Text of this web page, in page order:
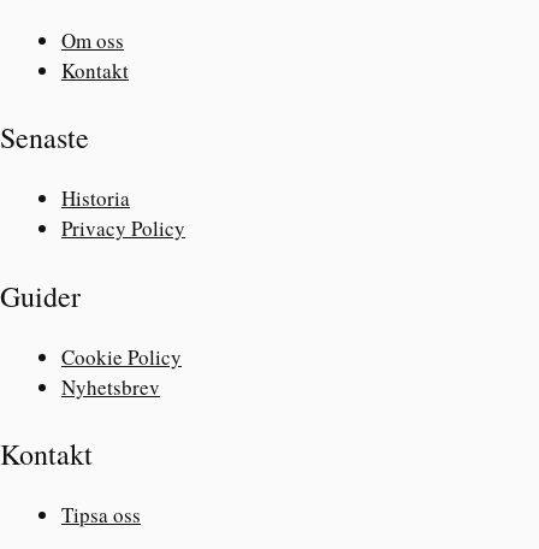
Om oss
Kontakt
Senaste
Historia
Privacy Policy
Guider
Cookie Policy
Nyhetsbrev
Kontakt
Tipsa oss